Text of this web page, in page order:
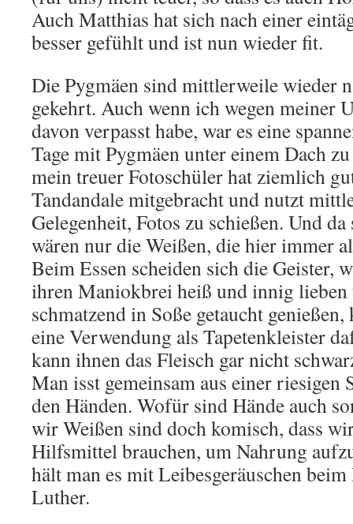
Auch Matthias hat sich nach einer
besser gefühlt und ist nun wieder fit.
Die Pygmäen sind mittlerweile wieder
gekehrt. Auch wenn ich wegen meiner
davon verpasst habe, war es eine
Tage mit Pygmäen unter einem Dach
mein treuer Fotoschüler hat ziemlich
Tandandale mitgebracht und nutzt
Gelegenheit, Fotos zu schießen. Und da
wären nur die Weißen, die hier immer
Beim Essen scheiden sich die Geister,
ihren Maniokbrei heiß und innig
schmatzend in Soße getaucht
eine Verwendung als Tapetenkleister
kann ihnen das Fleisch gar nicht
Man isst gemeinsam aus einer riesigen
den Händen. Wofür sind Hände auch
wir Weißen sind doch komisch, dass
Hilfsmittel brauchen, um Nahrung
hält man es mit Leibesgeräuschen
Luther.